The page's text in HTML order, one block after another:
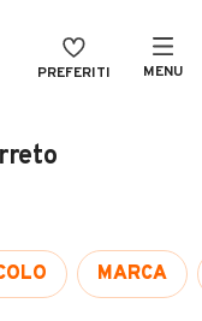
PREFERITI MENU
MARCA